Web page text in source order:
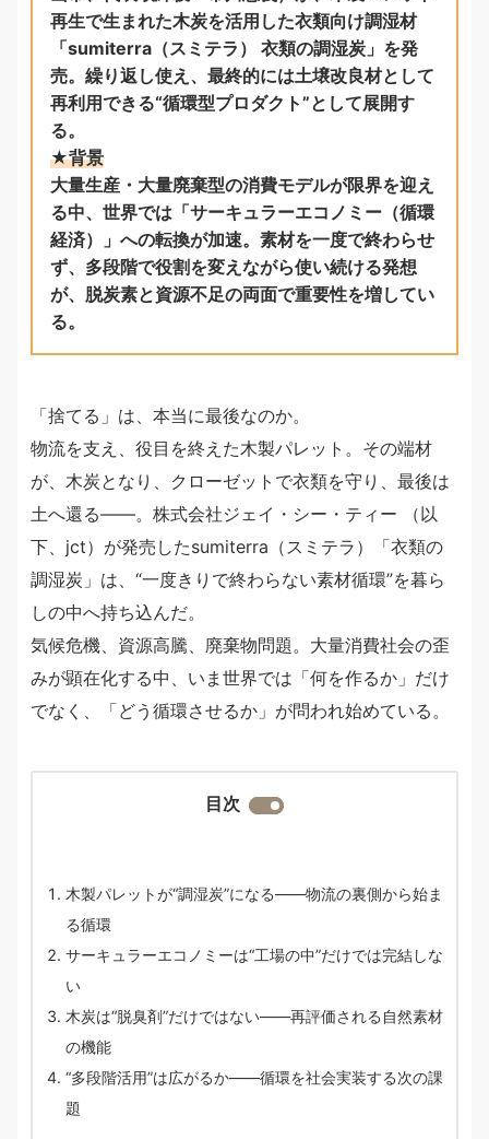
再生で生まれた木炭を活用した衣類向け調湿材
「sumiterra（スミテラ） 衣類の調湿炭」を発
売。繰り返し使え、最終的には土壌改良材として
再利用できる“循環型プロダクト”として展開す
る。
★背景
大量生産・大量廃棄型の消費モデルが限界を迎え
る中、世界では「サーキュラーエコノミー（循環
経済）」への転換が加速。素材を一度で終わらせ
ず、多段階で役割を変えながら使い続ける発想
が、脱炭素と資源不足の両面で重要性を増してい
る。
「捨てる」は、本当に最後なのか。
物流を支え、役目を終えた木製パレット。その端材
が、木炭となり、クローゼットで衣類を守り、最後は
土へ還る――。株式会社ジェイ・シー・ティー （以
下、jct）が発売したsumiterra（スミテラ）「衣類の
調湿炭」は、“一度きりで終わらない素材循環”を暮ら
しの中へ持ち込んだ。
気候危機、資源高騰、廃棄物問題。大量消費社会の歪
みが顕在化する中、いま世界では「何を作るか」だけ
でなく、「どう循環させるか」が問われ始めている。
目次
木製パレットが“調湿炭”になる――物流の裏側から始ま
る循環
サーキュラーエコノミーは“工場の中”だけでは完結しな
い
木炭は“脱臭剤”だけではない――再評価される自然素材
の機能
“多段階活用”は広がるか――循環を社会実装する次の課
題